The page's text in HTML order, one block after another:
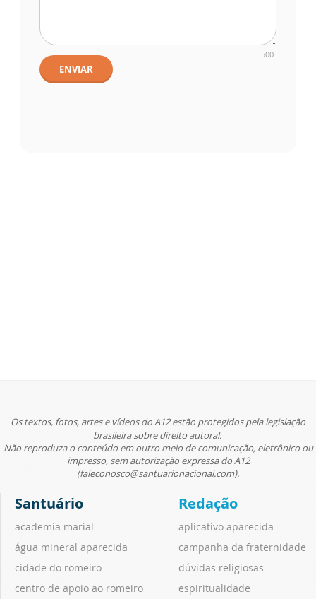
500
ENVIAR
Os textos, fotos, artes e vídeos do A12 estão protegidos pela legislação
brasileira sobre direito autoral.
Não reproduza o conteúdo em outro meio de comunicação, eletrônico ou
impresso, sem autorização expressa do A12
(faleconosco@santuarionacional.com).
Santuário
academia marial
água mineral aparecida
cidade do romeiro
centro de apoio ao romeiro
Redação
aplicativo aparecida
campanha da fraternidade
dúvidas religiosas
espiritualidade